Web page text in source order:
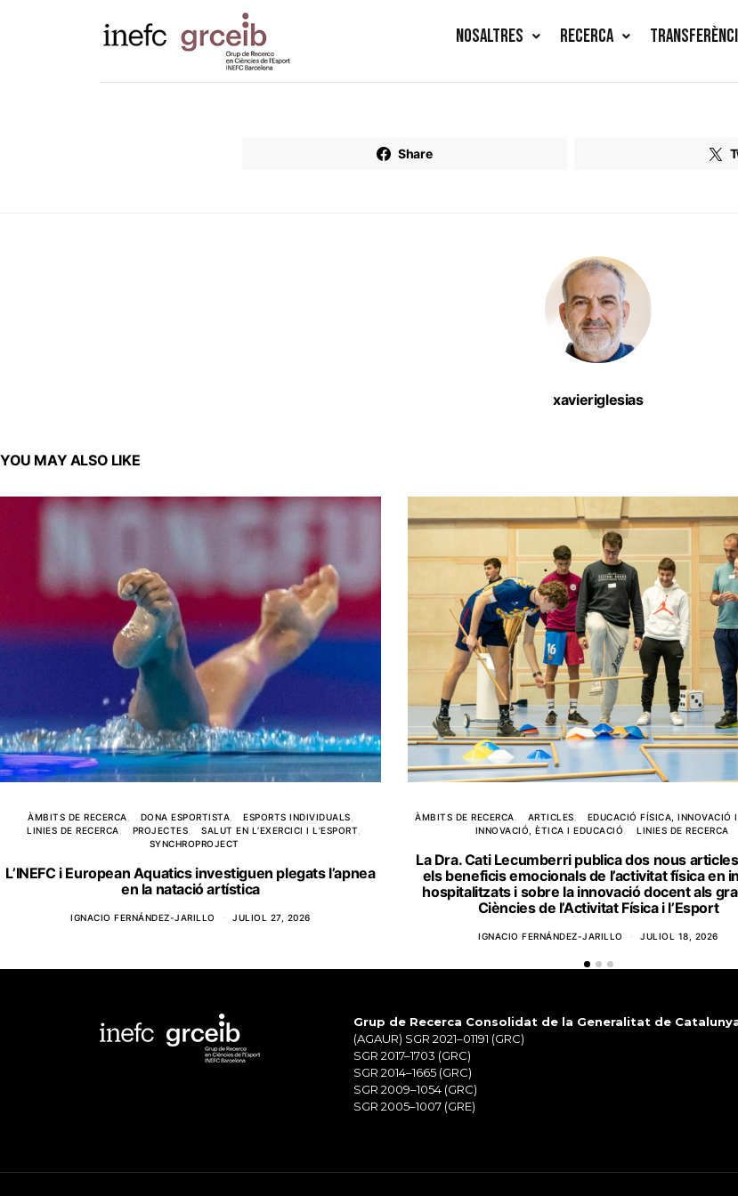
NOSALTRES RECERCA
Share
xavieriglesias
YOU MAY ALSO LIKE
ÀMBITS DE RECERCA DONA ESPORTISTA
ESPORTS INDIVIDUALS
LINIES DE RECERCA
PROJECTES
SALUT EN L’EXERCICI I L’ESPORT
SYNCHROPROJECT
L’INEFC i European Aquatics investiguen plegats l’apnea
en la natació artística
IGNACIO FERNÁNDEZ-JARILLO JULIOL 27, 2026
ÀMBITS DE RECERCA ARTICLES
EDUCACIÓ FÍSICA, INNOVACIÓ
INNOVACIÓ, ÈTICA I EDUCACIÓ
LINIES DE RECERCA
La Dra. Cati Lecumberri publica dos nous
els beneficis emocionals de l’activitat física en
hospitalitzats i sobre la innovació docent als
Ciències de l’Activitat Física i l’Esport
IGNACIO FERNÁNDEZ-JARILLO JULIOL 18, 2026
Grup de Recerca Consolidat de la Generalitat de
(AGAUR) SGR 2021–01191 (GRC)
SGR 2017–1703 (GRC)
SGR 2014–1665 (GRC)
SGR 2009–1054 (GRC)
SGR 2005–1007 (GRE)